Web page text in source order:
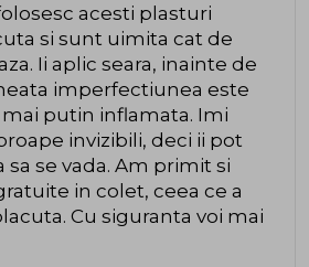
acesti plasturi
si sunt uimita cat de
Ii aplic seara, inainte de
imperfectiunea este
putin inflamata. Imi
invizibili, deci ii pot
sa se vada. Am primit si
in colet, ceea ce a
Cu siguranta voi mai